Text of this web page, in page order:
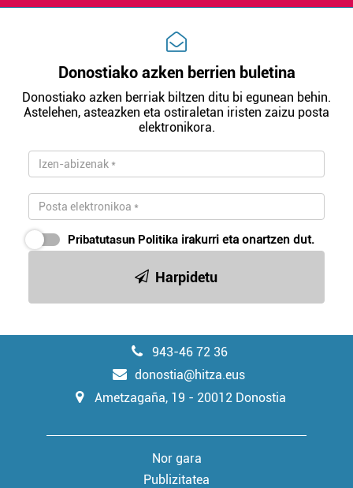
Donostiako azken berrien buletina
Donostiako azken berriak biltzen ditu bi egunean behin.
Astelehen, asteazken eta ostiraletan iristen zaizu posta
elektronikora.
Pribatutasun Politika irakurri eta onartzen dut.
Harpidetu
943-46 72 36
donostia@hitza.eus
Ametzagaña, 19 - 20012 Donostia
Nor gara
Publizitatea